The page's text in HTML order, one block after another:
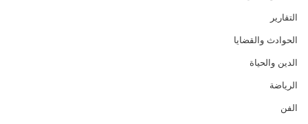
التقارير
الحوادث والقضايا
الدين والحياة
الرياضة
الفن